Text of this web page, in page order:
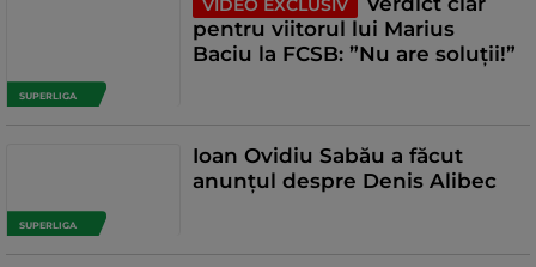
SUPERLIGA
VIDEO EXCLUSIV
pentru viitorul lui Marius
Baciu la FCSB: ”Nu are soluții!”
SUPERLIGA
Ioan Ovidiu Sabău a făcut
anunțul despre Denis Alibec